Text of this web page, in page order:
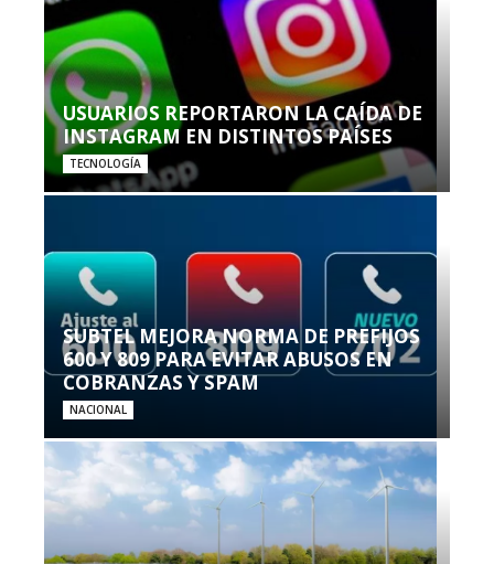
USUARIOS REPORTARON LA CAÍDA DE
INSTAGRAM EN DISTINTOS PAÍSES
TECNOLOGÍA
SUBTEL MEJORA NORMA DE PREFIJOS
600 Y 809 PARA EVITAR ABUSOS EN
COBRANZAS Y SPAM
NACIONAL